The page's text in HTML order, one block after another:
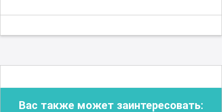
Вас также может заинтересовать: